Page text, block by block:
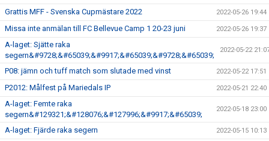
Grattis MFF - Svenska Cupmästare 2022 2022-05-26 19:44
Missa inte anmälan till FC Bellevue Camp 1 20-23 juni 2022-05-26 19:37
A-laget: Sjätte raka
segern&#9728;&#65039;&#9917;&#65039;&#9728;&#65039;
2022-05-22
P08: jämn och tuff match som slutade med vinst 2022-05-22 17:51
P2012: Målfest på Mariedals IP 2022-05-21 22:40
A-laget: Femte raka
segern&#129321;&#128076;&#127996;&#9917;&#65039;
2022-05-18 23:00
A-laget: Fjärde raka segern 2022-05-15 10:13